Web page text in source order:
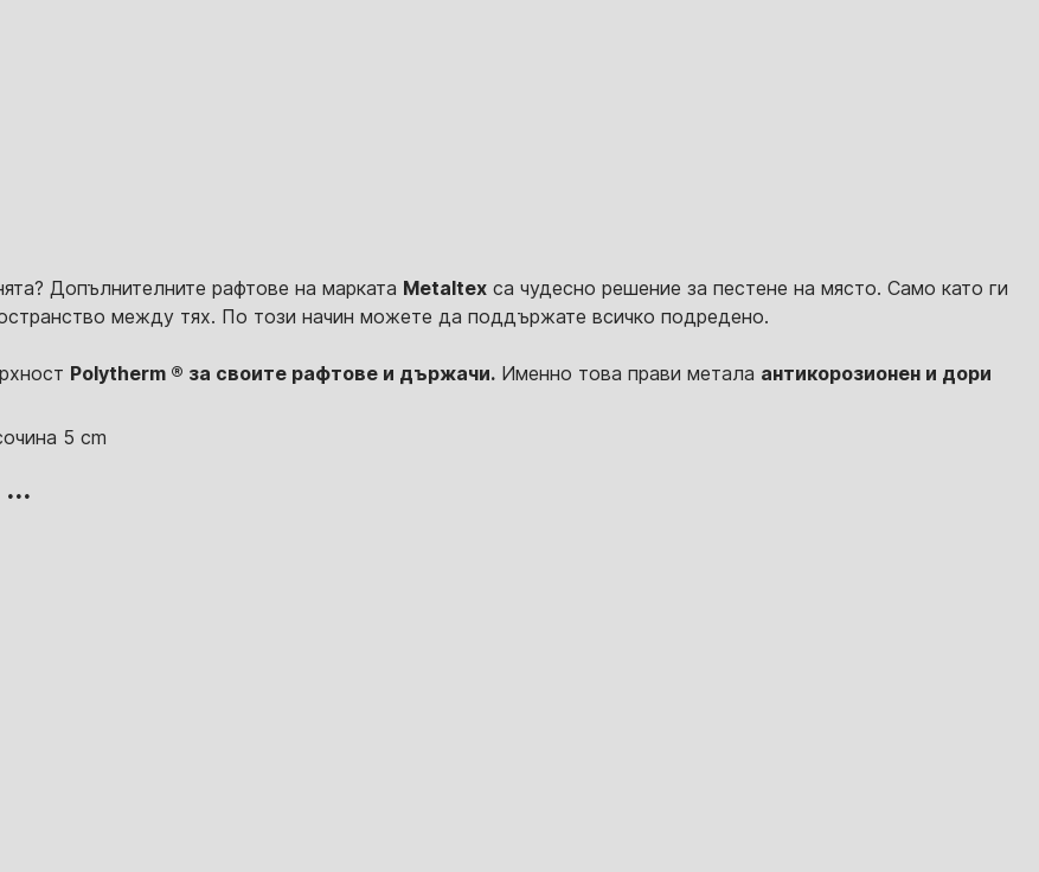
Допълнителните рафтове на марката Metaltex са чудесно решение за пестене на място. Само като ги
между тях. По този начин можете да поддържате всичко подредено.
Polytherm ® за своите рафтове и държачи. Именно това прави метала антикорозионен и дори
5 cm